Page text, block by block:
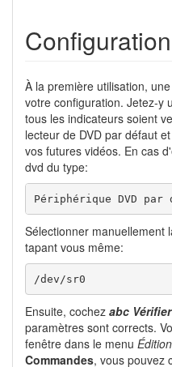
Configuration
À la première utilisation,
votre configuration. Jetez-y
tous les indicateurs soient
lecteur de DVD par défaut
vos futures vidéos. En cas
dvd du type:
Périphérique DVD
Sélectionner manuellement
tapant vous même:
/dev/sr0
Ensuite, cochez abc
paramètres sont corrects.
fenêtre dans le menu
Commandes, vous pouvez